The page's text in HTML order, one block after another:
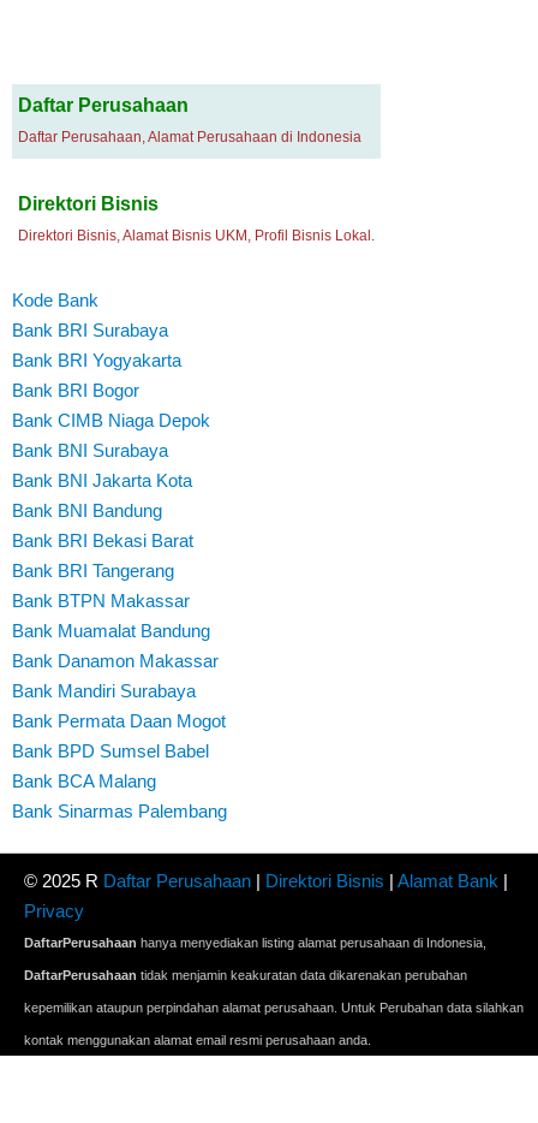
Daftar Perusahaan
Daftar Perusahaan, Alamat Perusahaan di Indonesia
Direktori Bisnis
Direktori Bisnis, Alamat Bisnis UKM, Profil Bisnis Lokal.
Kode Bank
Bank BRI Surabaya
Bank BRI Yogyakarta
Bank BRI Bogor
Bank CIMB Niaga Depok
Bank BNI Surabaya
Bank BNI Jakarta Kota
Bank BNI Bandung
Bank BRI Bekasi Barat
Bank BRI Tangerang
Bank BTPN Makassar
Bank Muamalat Bandung
Bank Danamon Makassar
Bank Mandiri Surabaya
Bank Permata Daan Mogot
Bank BPD Sumsel Babel
Bank BCA Malang
Bank Sinarmas Palembang
© 2025 R Daftar Perusahaan | Direktori Bisnis | Alamat Bank |
Privacy
DaftarPerusahaan hanya menyediakan listing alamat perusahaan di Indonesia,
DaftarPerusahaan tidak menjamin keakuratan data dikarenakan perubahan
kepemilikan ataupun perpindahan alamat perusahaan. Untuk Perubahan data silahkan
kontak menggunakan alamat email resmi perusahaan anda.